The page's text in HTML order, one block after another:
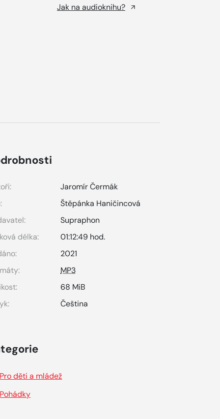
Jak na audioknihu?
Jaromír Čermák
Štěpánka Haničincová
Supraphon
délka:
01:12:49 hod.
2021
MP3
68 MiB
Čeština
Pro děti a mládež
Pohádky